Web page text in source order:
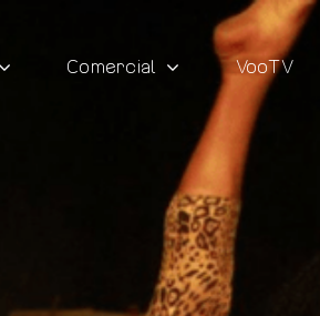
Comercial VooTV